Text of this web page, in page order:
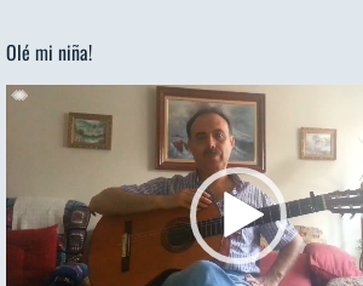
Olé mi niña!
Reproductor